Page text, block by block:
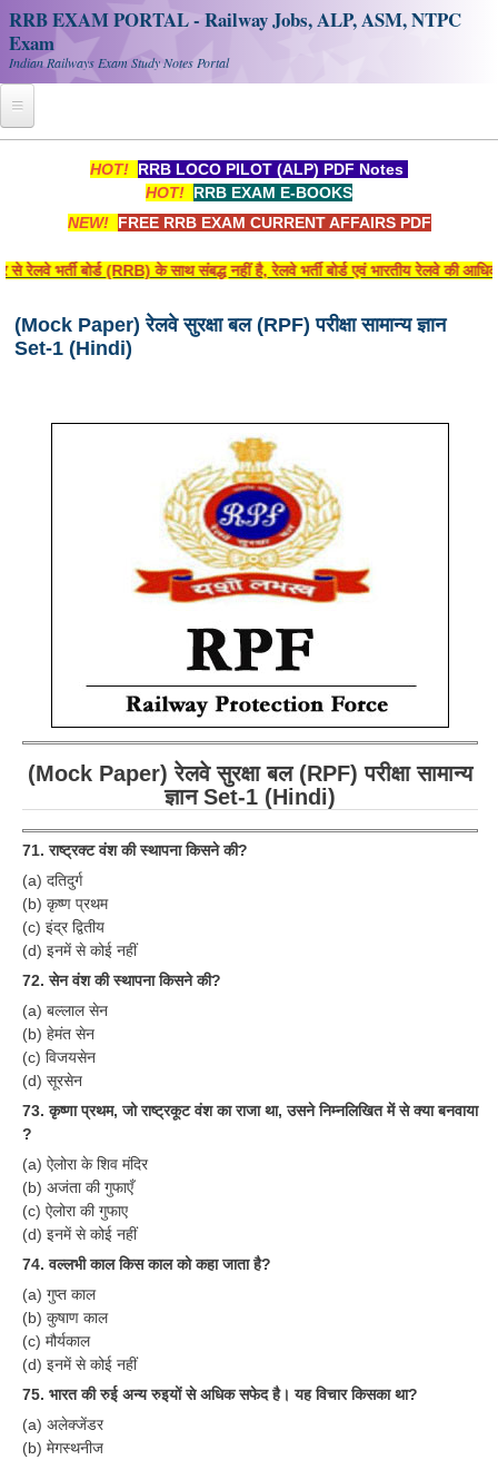
RRB EXAM PORTAL - Railway Jobs, ALP, ASM, NTPC
Exam
Indian Railways Exam Study Notes Portal
RRB Official Helpline
RRB NTPC CBT PDF Notes
RRB ALP(Loco Pilot) Study Kit
RRB Junior Engineer(JE) Kit
RRB Group-D Exam Study Kit
RRB लोको पायलट Study Kit
रेलवे भर्ती बोर्ड NTPC अध्ययन सामग्री
PARAMEDICAL CBT Study Notes
RRB RPF Constable STUDY NOTES
E-Books
ALP Exam Papers PDF
RRB ALP PSYCHO PDF
RRB NTPC Papers PDF
RRB J.E. Solved Papers
RRB Group-D Sample Papers
RRB GK Test Papers PDF
RRB EXAM : ENGLISH
RRB Current Affairs PDF
Loco Pilot Papers PDF
ALP Study Notes
ALP Study Notes (हिन्दी HINDI)
ALP Exam Syllabus
HOT! RRB LOCO PILOT (ALP) PDF Notes
HOT! RRB EXAM E-BOOKS
NEW! FREE RRB EXAM CURRENT AFFAIRS PDF
(RRB) के साथ संबद्ध नहीं है, रेलवे भर्ती बोर्ड एवं भारतीय रेलवे की आधिकारिक
(Mock Paper) रेलवे सुरक्षा बल (RPF) परीक्षा सामान्य ज्ञान
Set-1 (Hindi)
(Mock Paper) रेलवे सुरक्षा बल (RPF) परीक्षा सामान्य
ज्ञान Set-1 (Hindi)
71. राष्ट्रक्ट वंश की स्थापना किसने की?
(a) दतिदुर्ग
(b) कृष्ण प्रथम
(c) इंद्र द्वितीय
(d) इनमें से कोई नहीं
72. सेन वंश की स्थापना किसने की?
(a) बल्लाल सेन
(b) हेमंत सेन
(c) विजयसेन
(d) सूरसेन
73. कृष्णा प्रथम, जो राष्ट्रकूट वंश का राजा था, उसने निम्नलिखित में से क्या बनवाया
?
(a) ऐलोरा के शिव मंदिर
(b) अजंता की गुफाएँ
(c) ऐलोरा की गुफाए
(d) इनमें से कोई नहीं
74. वल्लभी काल किस काल को कहा जाता है?
(a) गुप्त काल
(b) कुषाण काल
(c) मौर्यकाल
(d) इनमें से कोई नहीं
75. भारत की रुई अन्य रुइयों से अधिक सफेद है। यह विचार किसका था?
(a) अलेक्जेंडर
(b) मेगस्थनीज